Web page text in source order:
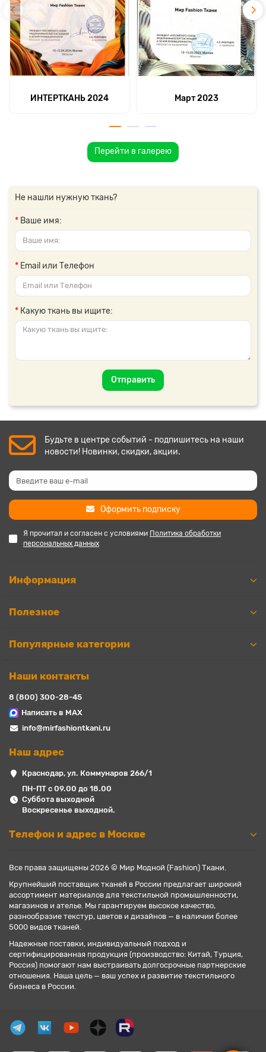
ИНТЕРТКАНЬ 2024 Март 2023
Перейти в галерею
Не нашли нужную ткань?
Ваше имя:
Email или Телефон
Какую ткань вы ищите:
Отправить
Будьте в центре событий - подпишитесь на наши
новости! Новинки, скидки, акции.
Оформить подписку
Я прочитал и согласен с условиями Политика обработки
персональных данных
Информация
Полезное
Популярные категории
Наши контакты
8 (800) 300-28-45
Написать в MAX
info@mirfashiontkani.ru
Наш адрес
Краснодар, ул. Коммунаров 266/1
ПН-ПТ с 09.00 до 18.00
Суббота выходной
Воскресенье выходной.
Телефон и адрес в Москве
Все права защищены 2026 © Мир Модной (Fashion) Ткани.
Крупнейший поставщик тканей в России предлагает широкий
ассортимент материалов для текстильной промышленности,
магазинов и ателье. Мы гарантируем высокое качество,
разнообразие текстур, цветов и дизайнов — в наличии более
5000 видов тканей.
Надежные поставки, индивидуальный подход и
сертифицированная продукция (производство: Китай, Турция,
Россия) помогают нам выстраивать долгосрочные партнерские
отношения. Наша цель — ваш успех и развитие текстильного
бизнеса в России.